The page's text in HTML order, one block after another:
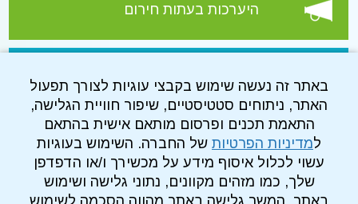
באתר זה נעשה שימוש בקבצי עוגיות לצורך תפעול
האתר, ניתוחים סטטיסטיים, שיפור חוויית הגלישה,
התאמת תכנים ופרסום מותאם אישית בהתאם
למדיניות הפרטיות של החברה. השימוש בעוגיות
עשוי לכלול איסוף מידע על מכשירך ו/או הדפדפן
שלך, כמו מזהים מקוונים, נתוני גלישה ושימוש
באתר. המשך גלישה באתר מהווה הסכמה לשימוש
היערכות בעתות חירום
עמוד הפייסבוק של התאגיד